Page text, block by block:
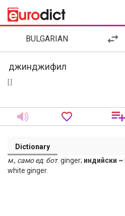
BULGARIAN
Dictionary
м., само ед. бот. ginger; индийски ~
white ginger.